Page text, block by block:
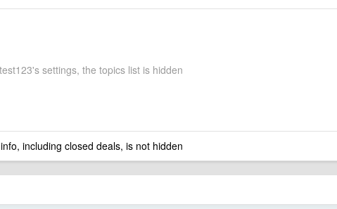
settings, the topics list is hidden
including closed deals, is not hidden